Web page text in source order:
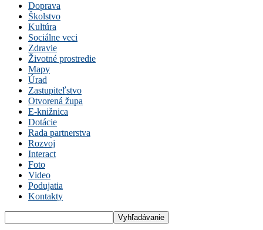
Doprava
Školstvo
Kultúra
Sociálne veci
Zdravie
Životné prostredie
Mapy
Úrad
Zastupiteľstvo
Otvorená župa
E-knižnica
Dotácie
Rada partnerstva
Rozvoj
Interact
Foto
Video
Podujatia
Kontakty